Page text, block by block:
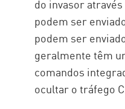
do invasor
podem ser
podem ser
geralmente têm
comandos
ocultar o tráfego